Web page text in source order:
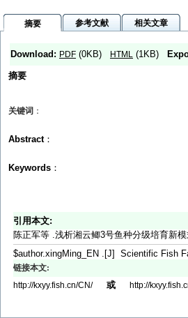
摘要 参考文献 相关文章
Download: PDF (0KB) HTML (1KB)
摘要
关键词 ：
Abstract：
Keywords ：
引用本文:
陈正军等 .浅析湘云鲫3号鱼种分级培育新
$author.xingMing_EN .[J] Scientific Fish
链接本文:
http://kxyy.fish.cn/CN/
或 http://